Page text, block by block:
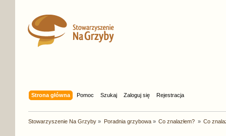
Strona główna Pomoc Szukaj Zaloguj się Rejestracja
Stowarzyszenie Na Grzyby » Poradnia grzybowa» Co znalazłem? » Co